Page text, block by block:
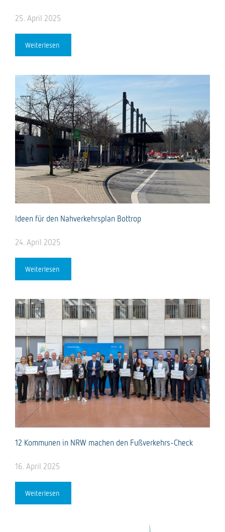
25. April 2025
Weiterlesen
Ideen für den Nahverkehrsplan Bottrop
24. April 2025
Weiterlesen
12 Kommunen in NRW machen den Fußverkehrs-Check
16. April 2025
Weiterlesen